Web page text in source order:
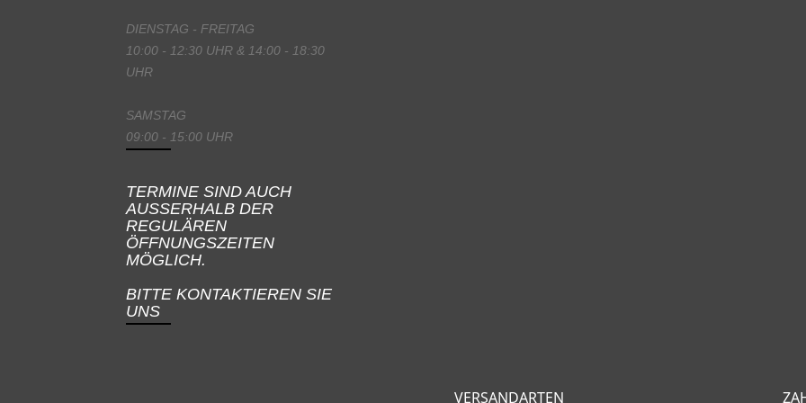
DIENSTAG - FREITAG
10:00 - 12:30 UHR & 14:00 - 18:30
UHR
SAMSTAG
09:00 - 15:00 UHR
TERMINE SIND AUCH
AUSSERHALB DER
REGULÄREN
ÖFFNUNGSZEITEN
MÖGLICH.
BITTE KONTAKTIEREN SIE
UNS
VERSANDARTEN